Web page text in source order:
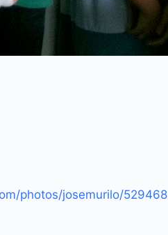
photos/josemurilo/529468